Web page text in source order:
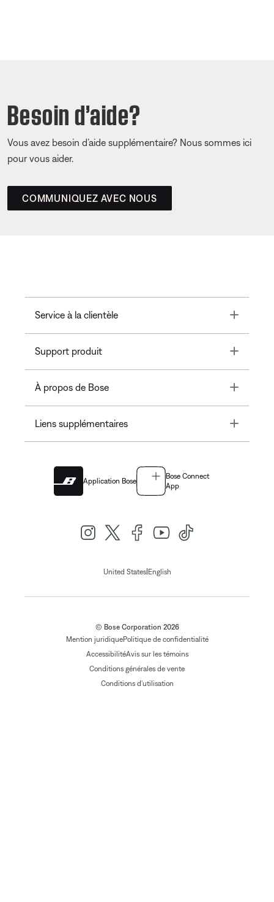
Besoin d’aide?
Vous avez besoin d’aide supplémentaire? Nous sommes ici
pour vous aider.
COMMUNIQUEZ AVEC NOUS
Service à la clientèle Toggle
Support produit Toggle
À propos de Bose Toggle
Liens supplémentaires Toggle
Application Bose
Bose Connect
App
United States| English
© Bose Corporation 2026
Mention juridiquePolitique de confidentialité
AccessibilitéAvis sur les témoins
Conditions générales de vente
Conditions d'utilisation